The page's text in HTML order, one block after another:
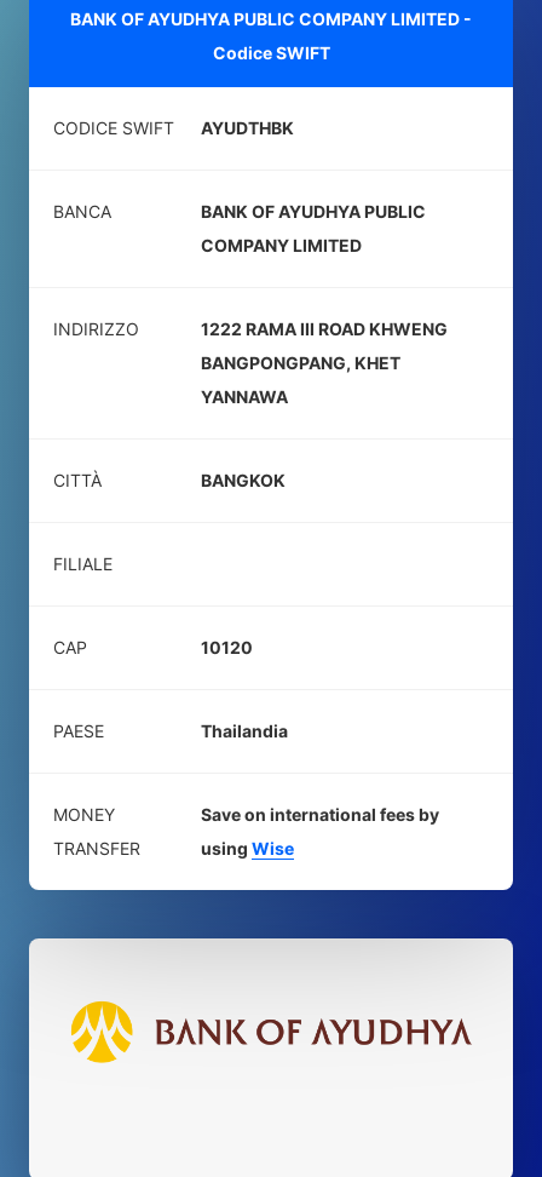
BANK OF AYUDHYA PUBLIC COMPANY LIMITED -
Codice SWIFT
CODICE SWIFT AYUDTHBK
BANCA
BANK OF AYUDHYA PUBLIC
COMPANY LIMITED
INDIRIZZO
1222 RAMA III ROAD KHWENG
BANGPONGPANG, KHET
YANNAWA
CITTÀ BANGKOK
FILIALE
CAP 10120
PAESE Thailandia
MONEY
TRANSFER
Save on international fees by
using Wise